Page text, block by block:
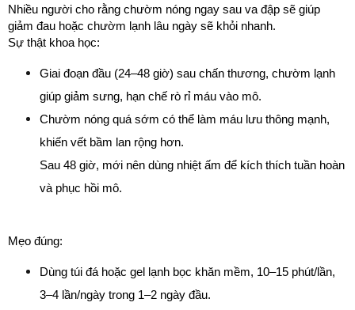
Nhiều người cho rằng chườm nóng ngay sau va đập sẽ giúp
giảm đau hoặc chườm lạnh lâu ngày sẽ khỏi nhanh.
Sự thật khoa học:
Giai đoạn đầu (24–48 giờ) sau chấn thương, chườm lạnh
giúp giảm sưng, hạn chế rò rỉ máu vào mô.
Chườm nóng quá sớm có thể làm máu lưu thông mạnh,
khiến vết bầm lan rộng hơn.
Sau 48 giờ, mới nên dùng nhiệt ấm để kích thích tuần hoàn
và phục hồi mô.
Mẹo đúng:
Dùng túi đá hoặc gel lạnh bọc khăn mềm, 10–15 phút/lần,
3–4 lần/ngày trong 1–2 ngày đầu.